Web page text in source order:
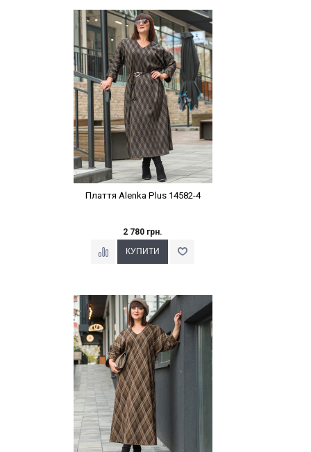
Наклейки Варіант з %
Плаття Alenka Plus 14582-4
2 780 грн.
Наклейки Варіант з %